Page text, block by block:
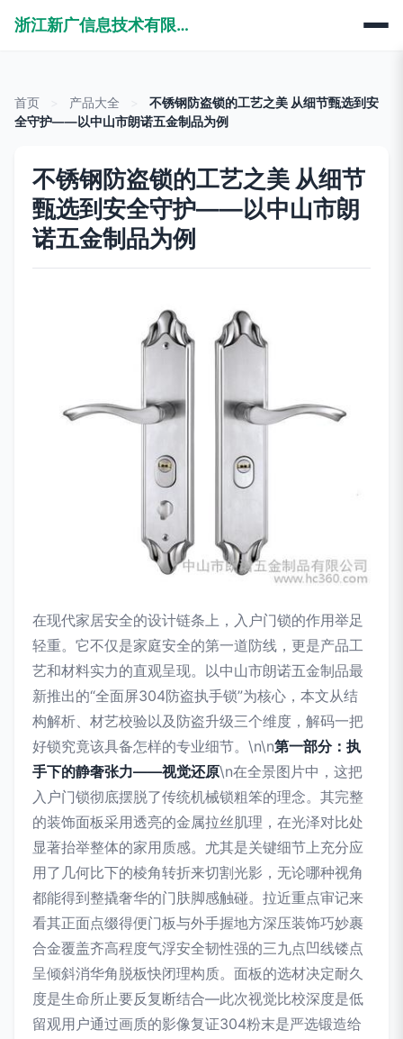
浙江新广信息技术有限公司
首页 产品大全
不锈钢防盗锁的工艺之美 从细节甄选到安
全守护——以中山市朗诺五金制品为例
不锈钢防盗锁的工艺之美 从细节
甄选到安全守护——以中山市朗
诺五金制品为例
在现代家居安全的设计链条上，入户门锁的作用举足
轻重。它不仅是家庭安全的第一道防线，更是产品工
艺和材料实力的直观呈现。以中山市朗诺五金制品最
新推出的“全面屏304防盗执手锁”为核心，本文从结
构解析、材艺校验以及防盗升级三个维度，解码一把
好锁究竟该具备怎样的专业细节。\n\n第一部分：执
手下的静奢张力——视觉还原\n在全景图片中，这把
入户门锁彻底摆脱了传统机械锁粗笨的理念。其完整
的装饰面板采用透亮的金属拉丝肌理，在光泽对比处
显著抬举整体的家用质感。尤其是关键细节上充分应
用了几何比下的棱角转折来切割光影，无论哪种视角
都能得到整撬奢华的门肤脚感触碰。拉近重点审记来
看其正面点缀得便门板与外手握地方深压装饰巧妙裹
合金覆盖齐高程度气浮安全韧性强的三九点凹线镂点
呈倾斜消华角脱板快闭理构质。面板的选材决定耐久
度是生命所止要反复断结合—此次视觉比校深度是低
留观用户通过画质的影像复证304粉末是严选锻造给